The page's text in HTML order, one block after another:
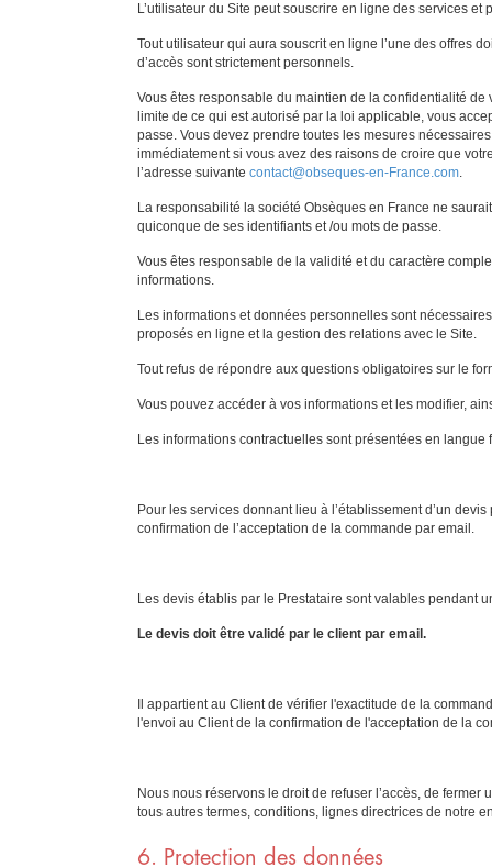
L’utilisateur du Site peut souscrire en ligne des services
Tout utilisateur qui aura souscrit en ligne l’une des offres
d’accès sont strictement personnels.
Vous êtes responsable du maintien de la confidentialité de
limite de ce qui est autorisé par la loi applicable, vous
passe. Vous devez prendre toutes les mesures
immédiatement si vous avez des raisons de croire que
l’adresse suivante contact@obseques-en-France.com.
La responsabilité la société Obsèques en France ne
quiconque de ses identifiants et /ou mots de passe.
Vous êtes responsable de la validité et du caractère
informations.
Les informations et données personnelles sont
proposés en ligne et la gestion des relations avec le Site.
Tout refus de répondre aux questions obligatoires sur le
Vous pouvez accéder à vos informations et les modifier,
Les informations contractuelles sont présentées en
Pour les services donnant lieu à l’établissement d’un
confirmation de l’acceptation de la commande par email.
Les devis établis par le Prestataire sont valables pendant
Le devis doit être validé par le client par email.
Il appartient au Client de vérifier l'exactitude de la
l'envoi au Client de la confirmation de l'acceptation de la
Nous nous réservons le droit de refuser l’accès, de
tous autres termes, conditions, lignes directrices de notre
6. Protection des données